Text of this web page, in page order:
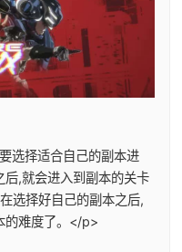
选择适合自己的副本进
后,就会进入到副本的关卡
选择好自己的副本之后,
的难度了。</p>